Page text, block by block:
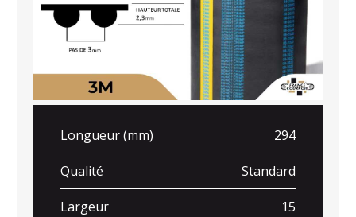
Longueur (mm) 294
Qualité Standard
Largeur 15